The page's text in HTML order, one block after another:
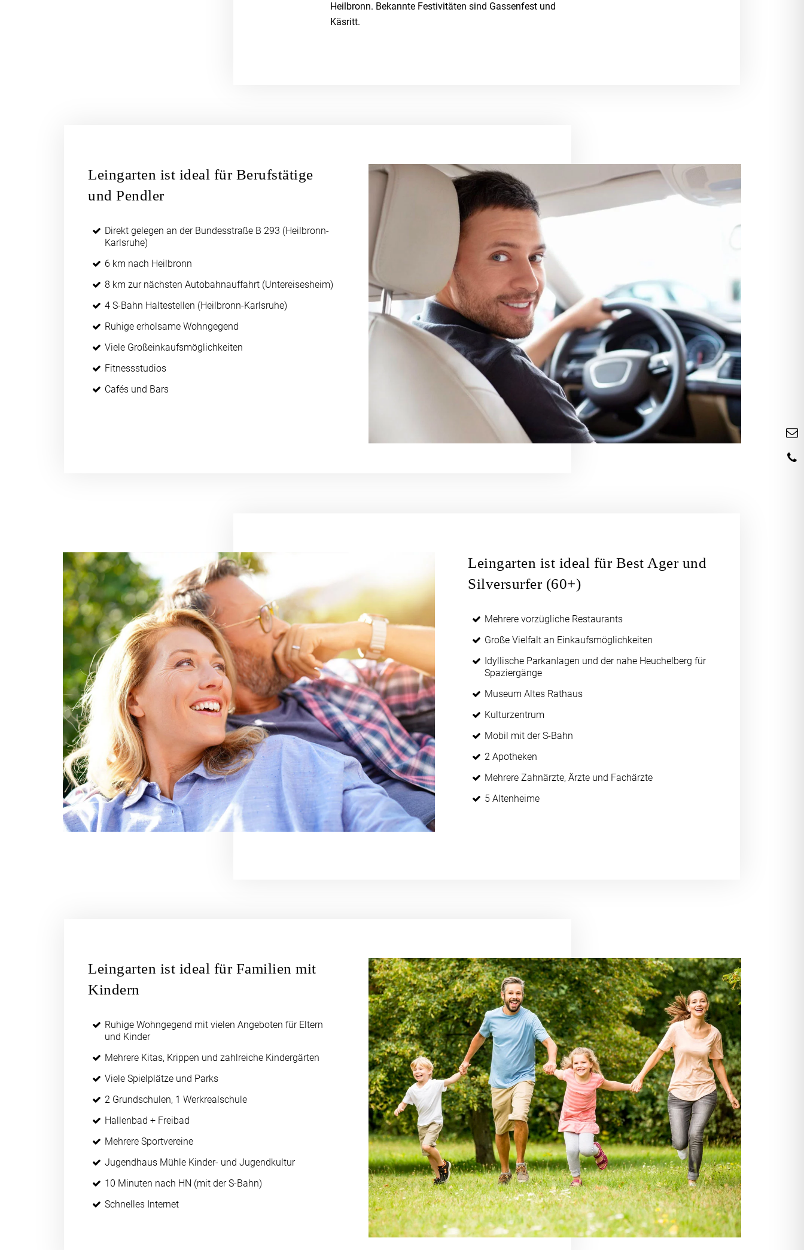
Heilbronn. Bekannte Festivitäten sind Gassenfest und
Käsritt.
Leingarten ist ideal für Berufstätige
und Pendler
Direkt gelegen an der Bundesstraße B 293 (Heilbronn-
Karlsruhe)
6 km nach Heilbronn
8 km zur nächsten Autobahnauffahrt (Untereisesheim)
4 S-Bahn Haltestellen (Heilbronn-Karlsruhe)
Ruhige erholsame Wohngegend
Viele Großeinkaufsmöglichkeiten
Fitnessstudios
Cafés und Bars
Leingarten ist ideal für Best Ager und
Silversurfer (60+)
Mehrere vorzügliche Restaurants
Große Vielfalt an Einkaufsmöglichkeiten
Idyllische Parkanlagen und der nahe Heuchelberg für
Spaziergänge
Museum Altes Rathaus
Kulturzentrum
Mobil mit der S-Bahn
2 Apotheken
Mehrere Zahnärzte, Ärzte und Fachärzte
5 Altenheime
Leingarten ist ideal für Familien mit
Kindern
Ruhige Wohngegend mit vielen Angeboten für Eltern
und Kinder
Mehrere Kitas, Krippen und zahlreiche Kindergärten
Viele Spielplätze und Parks
2 Grundschulen, 1 Werkrealschule
Hallenbad + Freibad
Mehrere Sportvereine
Jugendhaus Mühle Kinder- und Jugendkultur
10 Minuten nach HN (mit der S-Bahn)
Schnelles Internet